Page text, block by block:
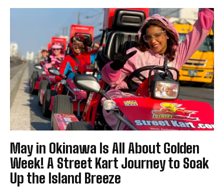
May in Okinawa Is All About Golden
Week! A Street Kart Journey to Soak
Up the Island Breeze